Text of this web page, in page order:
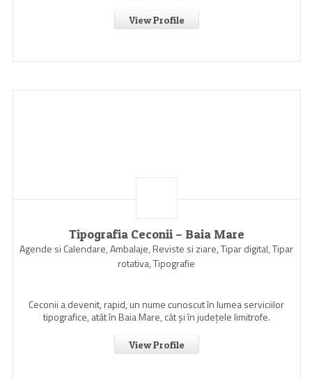
View Profile
Tipografia Ceconii – Baia Mare
Agende si Calendare, Ambalaje, Reviste si ziare, Tipar digital, Tipar
rotativa, Tipografie
Ceconii a devenit, rapid, un nume cunoscut în lumea serviciilor
tipografice, atât în Baia Mare, cât şi în judeţele limitrofe.
View Profile